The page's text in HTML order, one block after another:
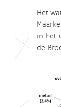
Het
in het
de